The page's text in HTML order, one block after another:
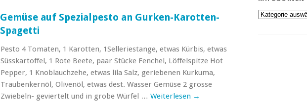
Gemüse auf Spezialpesto an Gurken-Karotten-
Spagetti
Pesto 4 Tomaten, 1 Karotten, 1Selleriestange, etwas Kürbis, etwas
Süsskartoffel, 1 Rote Beete, paar Stücke Fenchel, Löffelspitze Hot
Pepper, 1 Knoblauchzehe, etwas lila Salz, geriebenen Kurkuma,
Traubenkernöl, Olivenöl, etwas dest. Wasser Gemüse 2 grosse
Zwiebeln- geviertelt und in grobe Würfel … Weiterlesen →
Kategorien